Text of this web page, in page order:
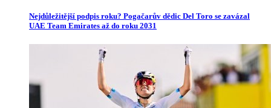
Nejdůležitější podpis roku? Pogačarův dědic Del Toro se zavázal
UAE Team Emirates až do roku 2031